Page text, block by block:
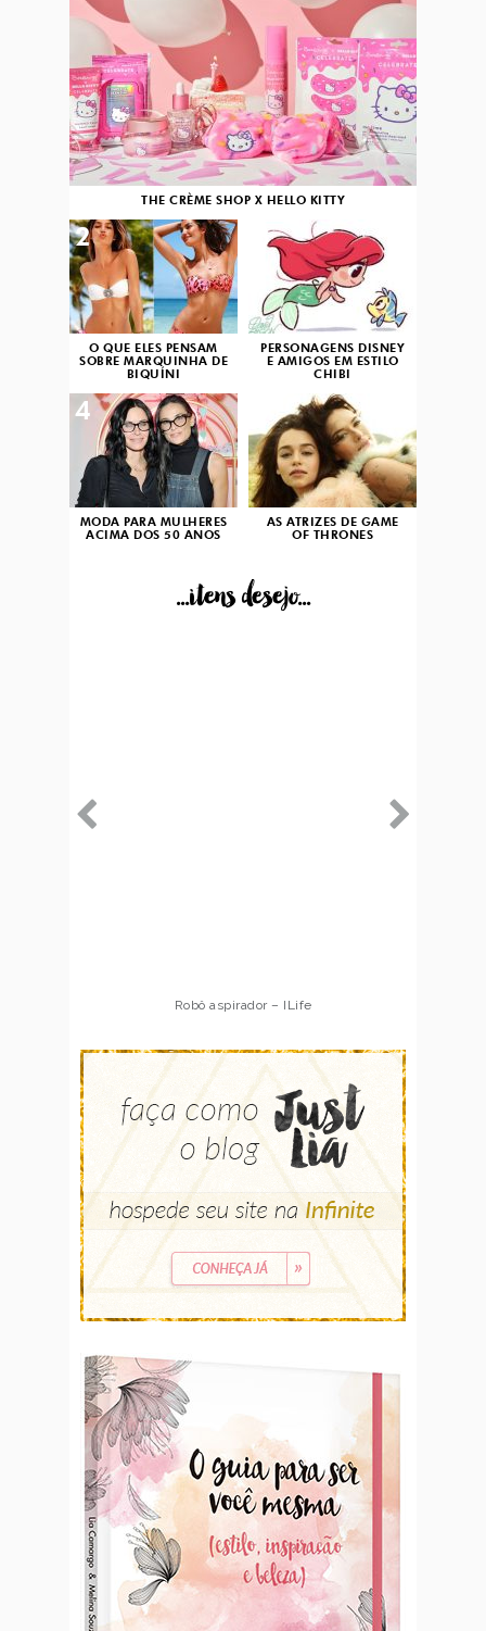
THE CRÈME SHOP X HELLO KITTY
O QUE ELES PENSAM
SOBRE MARQUINHA DE
BIQUÍNI
2
PERSONAGENS DISNEY
E AMIGOS EM ESTILO
CHIBI
3
MODA PARA MULHERES
ACIMA DOS 50 ANOS
4
AS ATRIZES DE GAME
OF THRONES
...itens desejo...
Robô aspirador – ILife